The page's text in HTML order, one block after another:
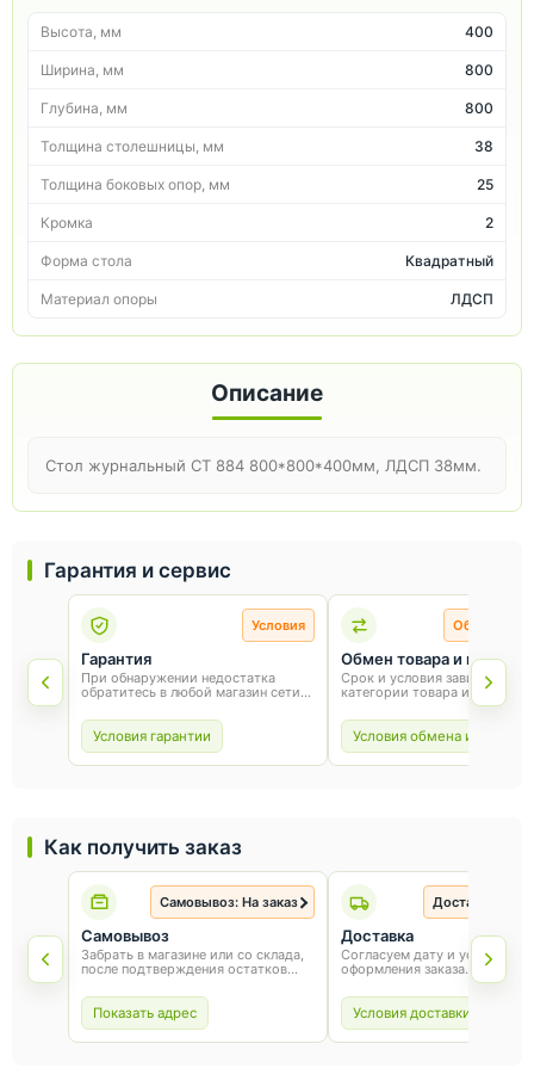
Гарантия и сервис
Условия
Гарантия
При обнаружении недостатка
обратитесь в любой магазин сети
от товара и соблюдения правил
эксплуатации.
Условия гарантии
Обмен и
Обмен товара и возврат
Срок и условия зависят от
категории товара и способа
покупки. Для обмена или
сохраните товарный вид,
и чек.
Условия обмена и
Описание
Стол журнальный СТ 884 800*800*400мм, ЛДСП 38мм.
Высота, мм 400
Ширина, мм 800
Глубина, мм 800
Толщина столешницы, мм 38
Толщина боковых опор, мм 25
Кромка 2
Форма стола Квадратный
Материал опоры ЛДСП
Как получить заказ
Самовывоз: На заказ
Самовывоз
Забрать в магазине или со склада,
после подтверждения остатков
Показать адрес
Доставка: На
Доставка
Согласуем дату и условия
оформления заказа.
Условия доставки